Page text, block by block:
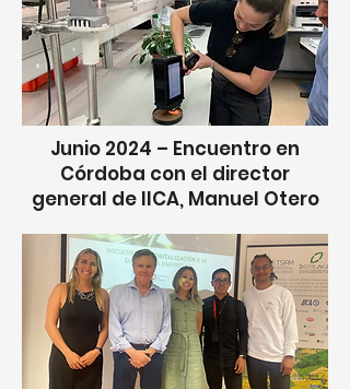
Junio 2024 – Encuentro en
Córdoba con el director
general de IICA, Manuel Otero